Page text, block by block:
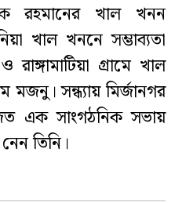
রহমানের খাল খনন
খাল খননে সম্ভাব্যতা
গ্রামে খাল
সন্ধ্যায় মির্জানগর
এক সাংগঠনিক সভায়
তিনি।